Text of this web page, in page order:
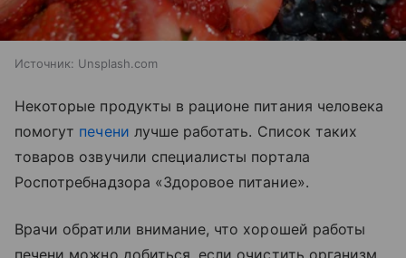
Источник: Unsplash.com
Некоторые продукты в рационе питания человека
помогут печени лучше работать. Список таких
товаров озвучили специалисты портала
Роспотребнадзора «Здоровое питание».
Врачи обратили внимание, что хорошей работы
печени можно добиться, если очистить организм